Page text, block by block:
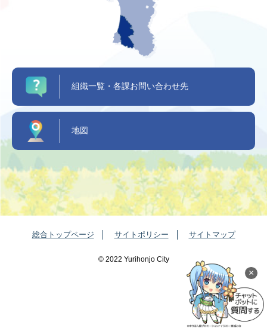
×
組織一覧・各課お問い合わせ先
地図
総合トップページ サイトポリシー サイトマップ
©️ 2022 Yurihonjo City